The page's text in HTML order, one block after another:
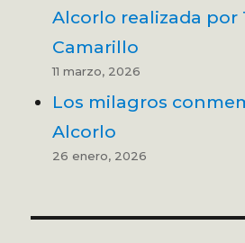
Alcorlo realizada por
Camarillo
11 marzo, 2026
Los milagros
Alcorlo
26 enero, 2026